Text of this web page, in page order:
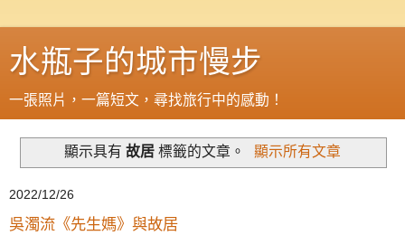
水瓶子的城市慢步
一張照片，一篇短文，尋找旅行中的感動！
顯示具有 故居標籤的文章。 顯示所有文章
2022/12/26
吳濁流《先生媽》與故居